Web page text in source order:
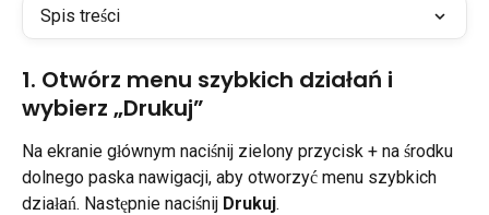
Spis treści
1. Otwórz menu szybkich działań i
wybierz „Drukuj”
Na ekranie głównym naciśnij zielony przycisk + na środku
dolnego paska nawigacji, aby otworzyć menu szybkich
działań. Następnie naciśnij Drukuj.